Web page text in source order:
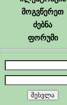
მოგვწერეთ
ძებნა
ფორუმი